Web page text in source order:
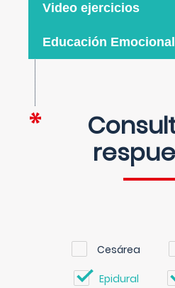
Video ejercicios
Educación Emocional
Cesárea
Epidural